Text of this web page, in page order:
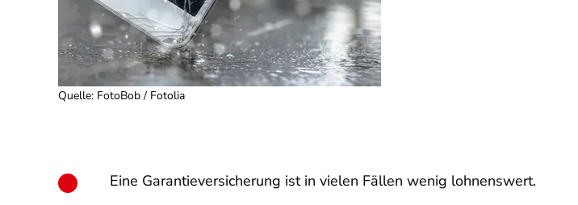
Quelle: FotoBob / Fotolia
Eine Garantieversicherung ist in vielen Fällen wenig lohnenswert.